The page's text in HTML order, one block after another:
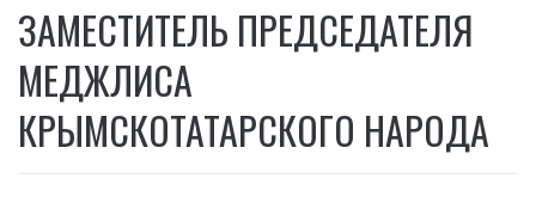
ЗАМЕСТИТЕЛЬ ПРЕДСЕДАТЕЛЯ
МЕДЖЛИСА
КРЫМСКОТАТАРСКОГО НАРОДА